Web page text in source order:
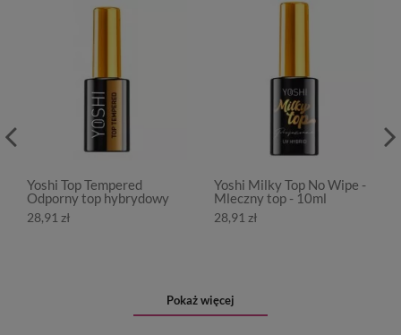
Yoshi Top Tempered
Odporny top hybrydowy
28,91 zł
Yoshi Milky Top No Wipe -
Mleczny top - 10ml
28,91 zł
Pokaż więcej